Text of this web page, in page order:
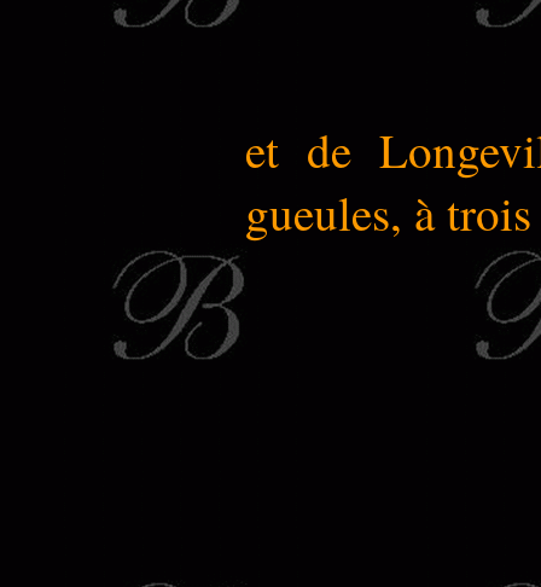
et de
gueules, à